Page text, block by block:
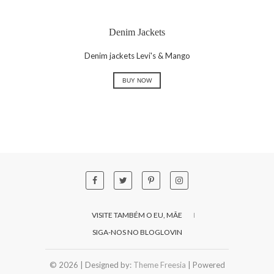
Denim Jackets
Denim jackets Levi's & Mango
BUY NOW
VISITE TAMBÉM O EU, MÃE
SIGA-NOS NO BLOGLOVIN
© 2026 | Designed by: Theme Freesia | Powered